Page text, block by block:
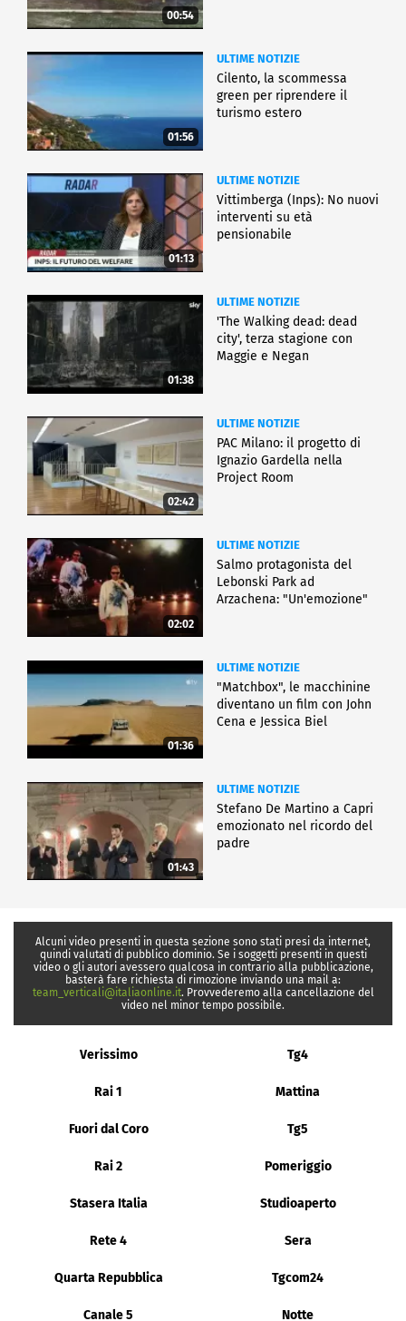
00:54
01:56
ULTIME NOTIZIE
Cilento, la scommessa
green per riprendere il
turismo estero
01:13
ULTIME NOTIZIE
Vittimberga (Inps): No nuovi
interventi su età
pensionabile
01:38
ULTIME NOTIZIE
'The Walking dead: dead
city', terza stagione con
Maggie e Negan
02:42
ULTIME NOTIZIE
PAC Milano: il progetto di
Ignazio Gardella nella
Project Room
02:02
ULTIME NOTIZIE
Salmo protagonista del
Lebonski Park ad
Arzachena: "Un'emozione"
01:36
ULTIME NOTIZIE
"Matchbox", le macchinine
diventano un film con John
Cena e Jessica Biel
01:43
ULTIME NOTIZIE
Stefano De Martino a Capri
emozionato nel ricordo del
padre
Alcuni video presenti in questa sezione sono stati presi da internet,
quindi valutati di pubblico dominio. Se i soggetti presenti in questi
video o gli autori avessero qualcosa in contrario alla pubblicazione,
basterà fare richiesta di rimozione inviando una mail a:
team_verticali@italiaonline.it. Provvederemo alla cancellazione del
video nel minor tempo possibile.
Verissimo Tg4
Rai 1 Mattina
Fuori dal Coro Tg5
Rai 2 Pomeriggio
Stasera Italia Studioaperto
Rete 4 Sera
Quarta Repubblica Tgcom24
Canale 5 Notte